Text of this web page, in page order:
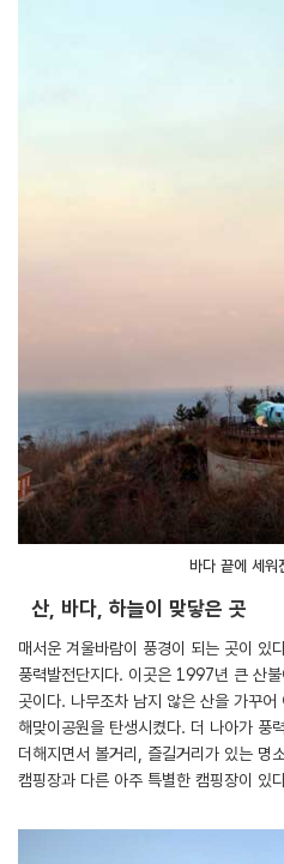
바다 끝에 세워
산, 바다, 하늘이 맞닿은 곳
매서운 겨울바람이 풍경이 되는 곳이 있
풍력발전단지다. 이곳은 1997년 큰 산
곳이다. 나무조차 남지 않은 산을 가꾸
해맞이공원을 탄생시켰다. 더 나아가 풍
더해지면서 볼거리, 즐길거리가 있는 명
캠핑장과 다른 아주 특별한 캠핑장이 있